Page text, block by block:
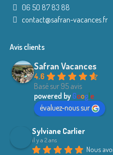
06 50 87 83 88
contact@safran-vacances.fr
Avis clients
Safran Vacances
4.6
Basé sur 95 avis
powered by Google
évaluez-nous sur
Sylviane Carlier
il y a 2 ans
Nous